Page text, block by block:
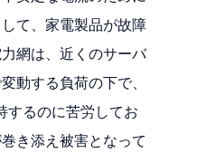
て、家電製品が故障
網は、近くのサーバ
動する負荷の下で、
するのに苦労してお
き添え被害となって